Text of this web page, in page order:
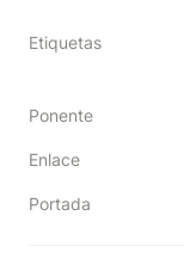
Etiquetas
Ponente
Enlace
Portada